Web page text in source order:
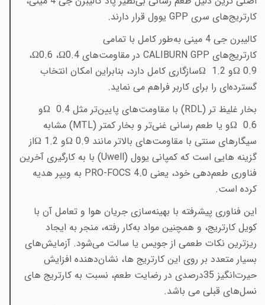
کارتریج‌های سریGPP یوول قرار دارند.
کالیبرن جی 4 مینی به‌طور کامل با تمامی
کارتریج‌هایCALIBURN GPP در مقاومت‌های 0.4 Ω، 0.6 Ω،
0.9
Ωو 1.2 Ωسازگاری کامل دارد، بنابراین امکان انتخاب
گسترده‌ای را برای کاربر فراهم می نماید.
بخار غلیظ تر (RDL) با مقاومت‌های پایین‌تر مثل 0.4 Ωو
0.6
Ωو یا طعم رسانی غنی‌تر و بخار کمتر (MTL) مشابه
سیگارهای سنتی با مقاومت‌های بالاتر مانند 0.9
Ωو 1.2 Ωاز
گزینه هایی است که کمپانی یوول(Uwell) با به‌ کارگیری آخرین
فناوری طعم‌دهی خود، یعنیPRO-FOCS 4.0 به ویپر هدیه
کرده است.
این فناوری پیشرفته با بهینه‌سازی جریان هوا و تعامل آن با
کویل کارتریج، و همچنین مواد به‌کار رفته، منجر به ایجاد
ریزترین نکات طعمی از جویس یا سالت می‌شود. آزمایش‌های
بسیار متعدد بر روی این کارتریج ها، نشان‌دهنده افزایش
حیرت‌انگیز 35درصدی در رضایت طعم، نسبت به کارتریج های
نسل‌های قبلی می باشد.